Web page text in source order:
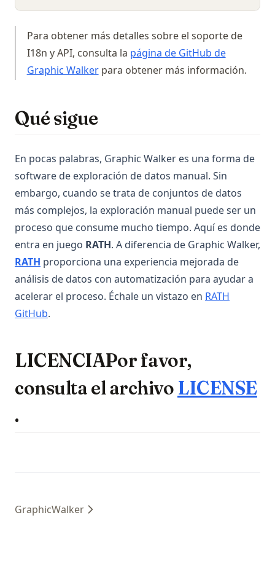
Para obtener más detalles sobre el soporte de
I18n y API, consulta la página de GitHub de
Graphic Walker(opens in a new tab)
para obtener más información.
Qué sigue
En pocas palabras, Graphic Walker es una forma de
software de exploración de datos manual. Sin
embargo, cuando se trata de conjuntos de datos
más complejos, la exploración manual puede ser un
proceso que consume mucho tiempo. Aquí es donde
entra en juego RATH. A diferencia de Graphic Walker,
RATH (opens in a new tab)
proporciona una experiencia mejorada de
análisis de datos con automatización para ayudar a
acelerar el proceso. Échale un vistazo en RATH
GitHub(opens in a new tab)
.
LICENCIAPor favor,
consulta el archivo LICENSE
(opens in a new tab)
.
GraphicWalker